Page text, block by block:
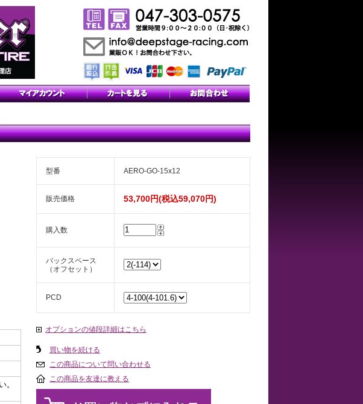
。
型番 AERO-GO-15x12
販売価格 53,700円(税込59,070円)
購入数
バックスペース
（オフセット）
PCD
オプションの値段詳細はこちら
買い物を続ける
この商品について問い合わせる
この商品を友達に教える